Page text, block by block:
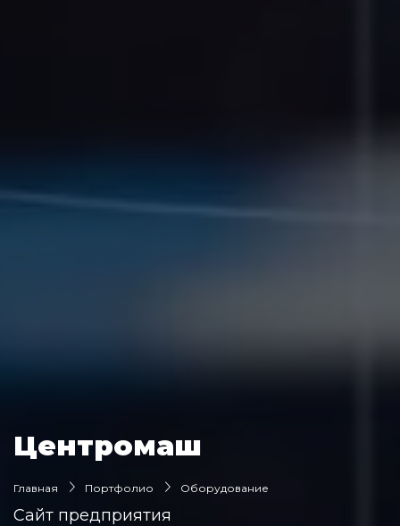
Центромаш
Главная Портфолио Оборудование
Сайт предприятия